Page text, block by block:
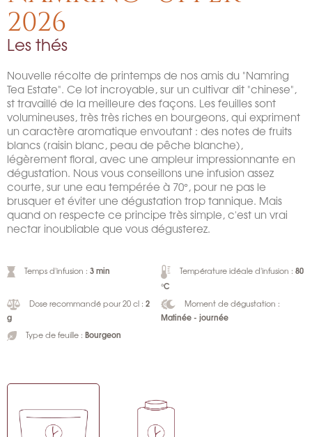
2026
Les thés
Nouvelle récolte de printemps de nos amis du "Namring
Tea Estate". Ce lot incroyable, sur un cultivar dit "chinese",
st travaillé de la meilleure des façons. Les feuilles sont
volumineuses, très très riches en bourgeons, qui expriment
un caractère aromatique envoutant : des notes de fruits
blancs (raisin blanc, peau de pêche blanche),
légèrement floral, avec une ampleur impressionnante en
dégustation. Nous vous conseillons une infusion assez
courte, sur une eau tempérée à 70°, pour ne pas le
brusquer et éviter une dégustation trop tannique. Mais
quand on respecte ce principe très simple, c'est un vrai
nectar inoubliable que vous dégusterez.
Temps d'infusion : 3 min Température idéale d'infusion : 80
°C
Dose recommandé pour 20 cl : 2
g
Moment de dégustation :
Matinée - journée
Type de feuille : Bourgeon